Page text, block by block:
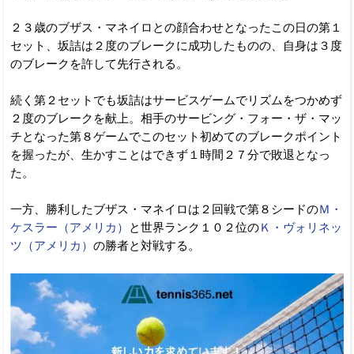
２３歳のブザス・マネイロとの顔合わせとなったこの日の第１
セット、坂詰は２度のブレークに成功したものの、自身は３度
のブレークを許して先行される。
続く第２セットでも坂詰はサービスゲームでリズムをつかめず
２度のブレークを献上。相手のサービング・フォー・ザ・マッ
チとなった第８ゲームでこのセット初めてのブレークポイント
を握ったが、生かすことはできず１時間２７分で敗退となっ
た。
一方、勝利したブザス・マネイロは２回戦で第８シードのＭ・
ケスラー（アメリカ）
と世界ランク１０２位のＫ・ヴォリネッ
ツ（アメリカ） の勝者と対戦する。